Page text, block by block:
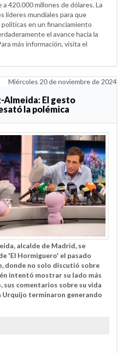
420.000 millones de dólares. La
líderes mundiales para que
en un financiamiento
el avance hacia la
más información, visita el
Miércoles 20 de noviembre de 2024
Almeida: El gesto
la polémica
alcalde de Madrid, se
'El Hormiguero' el pasado
donde no solo discutió sobre
intentó mostrar su lado más
sus comentarios sobre su vida
Urquijo terminaron generando